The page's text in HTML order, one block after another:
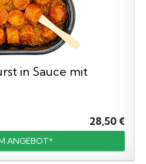
in Sauce mit
28,50 €
ANGEBOT*